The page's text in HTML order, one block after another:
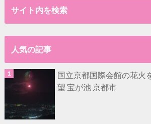
サイト内を検索
人気の記事
国立京都国際会館の花火
望 宝が池 京都市